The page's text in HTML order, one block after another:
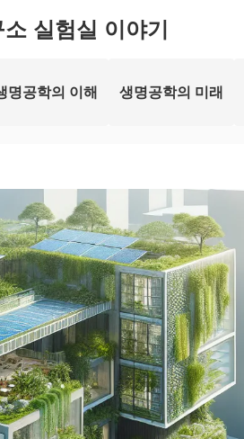
실험실 이야기
명공학의 이해 생명공학의 미래